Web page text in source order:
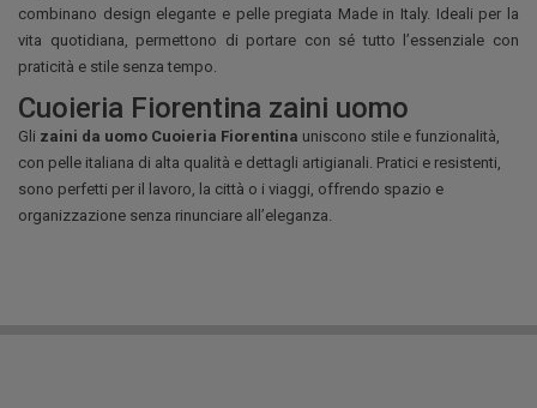
combinano design elegante e pelle pregiata Made in Italy. Ideali per la
vita quotidiana, permettono di portare con sé tutto l’essenziale con
praticità e stile senza tempo.
Cuoieria Fiorentina zaini uomo
Gli zaini da uomo Cuoieria Fiorentina uniscono stile e funzionalità,
con pelle italiana di alta qualità e dettagli artigianali. Pratici e resistenti,
sono perfetti per il lavoro, la città o i viaggi, offrendo spazio e
organizzazione senza rinunciare all’eleganza.